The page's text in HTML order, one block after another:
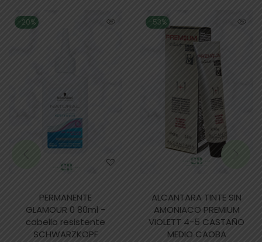
-20%
PERMANENTE
GLAMOUR 0 80ml -
cabello resistente
SCHWARZKOPF
-53%
ALCANTARA TINTE SIN
AMONIACO PREMIUM
VIOLETT 4-5 CASTAÑO
MEDIO CAOBA